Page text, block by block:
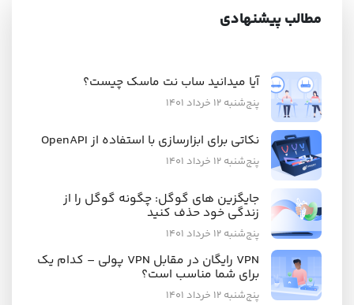
مطالب پیشنهادی
آیا میدانید ساب نت ماسک چیست؟
پنج‌شنبه ۱۲ خرداد ۱۴۰۱
نکاتی برای ابزارسازی با استفاده از OpenAPI
پنج‌شنبه ۱۲ خرداد ۱۴۰۱
جایگزین های گوگل: چگونه گوگل را از
زندگی خود حذف کنید
پنج‌شنبه ۱۲ خرداد ۱۴۰۱
VPN رایگان در مقابل VPN پولی – کدام یک
برای شما مناسب است؟
پنج‌شنبه ۱۲ خرداد ۱۴۰۱